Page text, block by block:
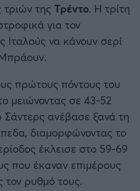
της Τρέντο. Η τρίτη
για τον
Ιταλούς να κάνουν σερί
Μπράουν.
πρώτους πόντους του
μειώνοντας σε 43-52
ανέβασε ξανά τη
διαμορφώνοντας το
έκλεισε στο 59-69
που έκαναν επιμέρους
τον ρυθμό τους.